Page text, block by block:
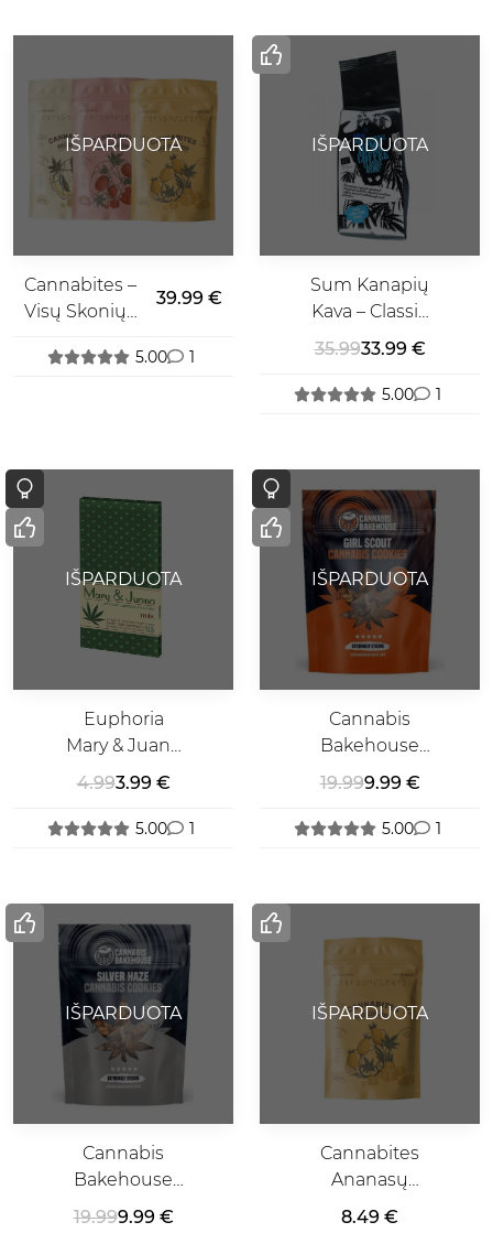
IŠPARDUOTA
Cannabites –
Visų Skonių
39.99 €
5.00 1
IŠPARDUOTA
Sum Kanapių
Kava – Classic
Hemp
35.9933.99 €
5.00 1
IŠPARDUOTA
Euphoria
Mary & Juana
Šokoladas Su
Sėklomis
4.993.99 €
5.00 1
IŠPARDUOTA
Cannabis
Bakehouse
Girl Scout
19.999.99 €
5.00 1
IŠPARDUOTA
Cannabis
Bakehouse
Silver Haze
19.999.99 €
IŠPARDUOTA
Cannabites
Ananasų
Kubeliai Su
8.49 €